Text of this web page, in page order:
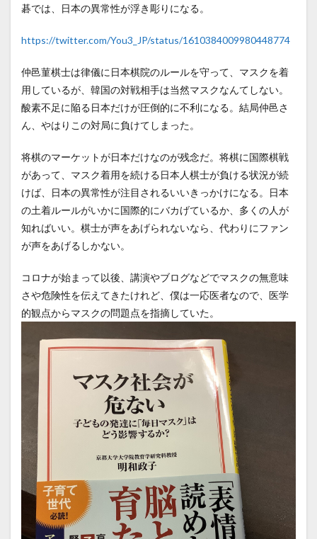
碁では、日本の異常性が浮き彫りになる。
https://twitter.com/You3_JP/status/1610384009980448774
仲邑菫棋士は律儀に日本棋院のルールを守って、マスクを着
用しているが、韓国の対戦相手は当然マスクなんてしない。
酸素不足に陥る日本だけが圧倒的に不利になる。結局仲邑さ
ん、やはりこの対局に負けてしまった。
将棋のマーケットが日本だけなのが残念だ。将棋に国際棋戦
があって、マスク着用を続ける日本人棋士が負ける状況が続
けば、日本の異常性が注目されるいいきっかけになる。日本
の土着ルールがいかに国際的にバカげているか、多くの人が
知ればいい。棋士が声をあげられないなら、代わりにファン
が声をあげるしかない。
コロナが始まって以後、講演やブログなどでマスクの無意味
さや危険性を伝えてきたけれど、僕は一応医者なので、医学
的観点からマスクの問題点を指摘していた。